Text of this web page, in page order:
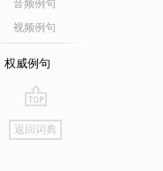
音频例句
视频例句
权威例句
go
top
返回词典